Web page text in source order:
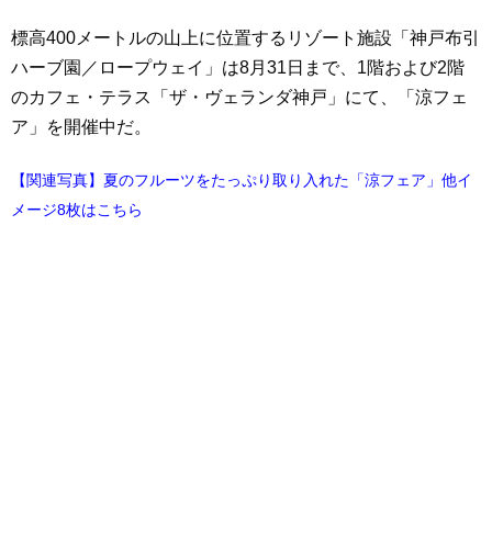
標高400メートルの山上に位置するリゾート施設「神戸布引
ハーブ園／ロープウェイ」は8月31日まで、1階および2階
のカフェ・テラス「ザ・ヴェランダ神戸」にて、「涼フェ
ア」を開催中だ。
【関連写真】夏のフルーツをたっぷり取り入れた「涼フェア」他イ
メージ8枚はこちら